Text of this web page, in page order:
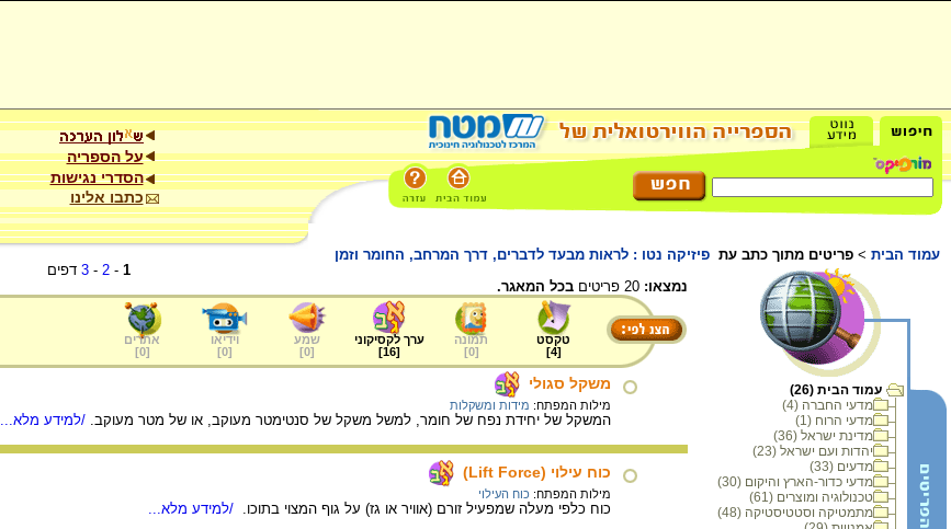
על הספריה
הסדרי נגישות
כתבו אלינו
עמוד הבית > פריטים מתוך כתב עת פיזיקה נטו : לראות מבעד לדברים, דרך המרחב, החומר וזמן
עמוד הבית (26)
מדעי החברה (4)
מדעי הרוח (1)
מדינת ישראל (36)
יהדות ועם ישראל (23)
מדעים (33)
מדעי כדור-הארץ והיקום (30)
טכנולוגיה ומוצרים (61)
מתמטיקה וסטטיסטיקה (48)
1
-
2
-
3 דפים
נמצאו:
בכל המאגר.
טקסט
[
4
]
תמונה
[
0
]
ערך לקסיקוני
[
16
]
שמע
[
0
]
וידיאו
[
0
]
אתרים
[
0
]
משקל סגולי
מילות המפתח: מידות ומשקלות
המשקל של יחידת נפח של חומר, למשל משקל של סנטימטר מעוקב, או של מטר מעוקב. /למידע מלא...
כוח עילוי (Lift Force)
מילות המפתח: כוח העילוי
כוח כלפי מעלה שמפעיל זורם (אוויר או גז) על גוף המצוי בתוכו. /למידע מלא...